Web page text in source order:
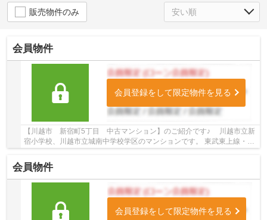
販売物件のみ
会員物件
会員登録をして限定物件を見る
【川越市 新宿町5丁目 中古マンション】のご紹介です♪ 川越市立新
宿小学校、川越市立城南中学校学区のマンションです。 東武東上線・川
会員物件
会員登録をして限定物件を見る